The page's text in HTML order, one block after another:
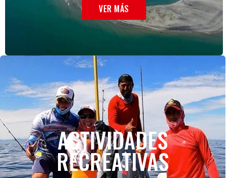
VER MÁS
ACTIVIDADES
RECREATIVAS